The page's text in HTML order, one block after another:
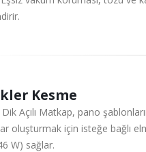
Kesme
Dik Açılı Matkap, pano
oluşturmak için isteğe bağlı
W) sağlar.